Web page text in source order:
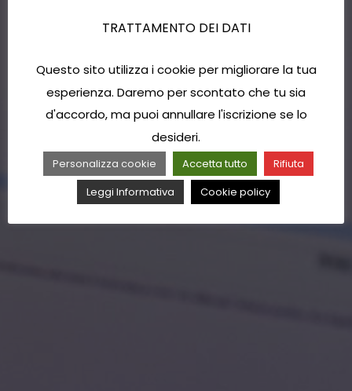
TRATTAMENTO DEI DATI
Questo sito utilizza i cookie per migliorare la tua
esperienza. Daremo per scontato che tu sia
d'accordo, ma puoi annullare l'iscrizione se lo
desideri.
Personalizza cookie Accetta tutto
Rifiuta
Leggi Informativa
Cookie policy